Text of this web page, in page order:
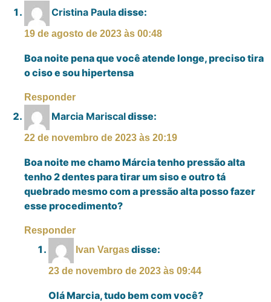
Cristina Pauladisse:
19 de agosto de 2023 às 00:48
Boa noite pena que você atende longe, preciso tira
o ciso e sou hipertensa
Responder
Marcia Mariscaldisse:
22 de novembro de 2023 às 20:19
Boa noite me chamo Márcia tenho pressão alta
tenho 2 dentes para tirar um siso e outro tá
quebrado mesmo com a pressão alta posso fazer
esse procedimento?
Responder
Ivan Vargasdisse:
23 de novembro de 2023 às 09:44
Olá Marcia, tudo bem com você?